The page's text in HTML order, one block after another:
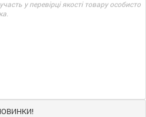
у перевірці якості товару особисто